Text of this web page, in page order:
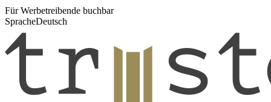
Für Werbetreibende buchbar
SpracheDeutsch